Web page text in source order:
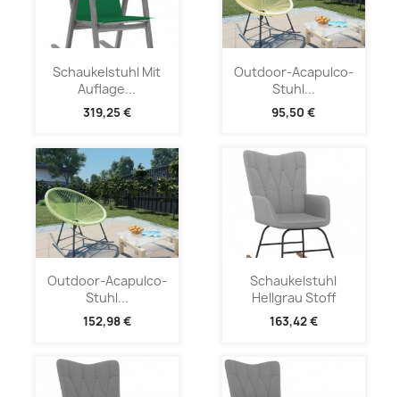
Schaukelstuhl Mit
Auflage...
319,25 €
Outdoor-Acapulco-
Stuhl...
95,50 €
Outdoor-Acapulco-
Stuhl...
152,98 €
Schaukelstuhl
Hellgrau Stoff
163,42 €